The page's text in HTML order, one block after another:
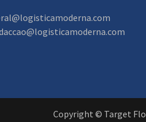
Copyright © Target